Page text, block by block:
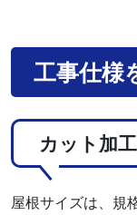
工事仕様
カット加工
屋根サイズは、規